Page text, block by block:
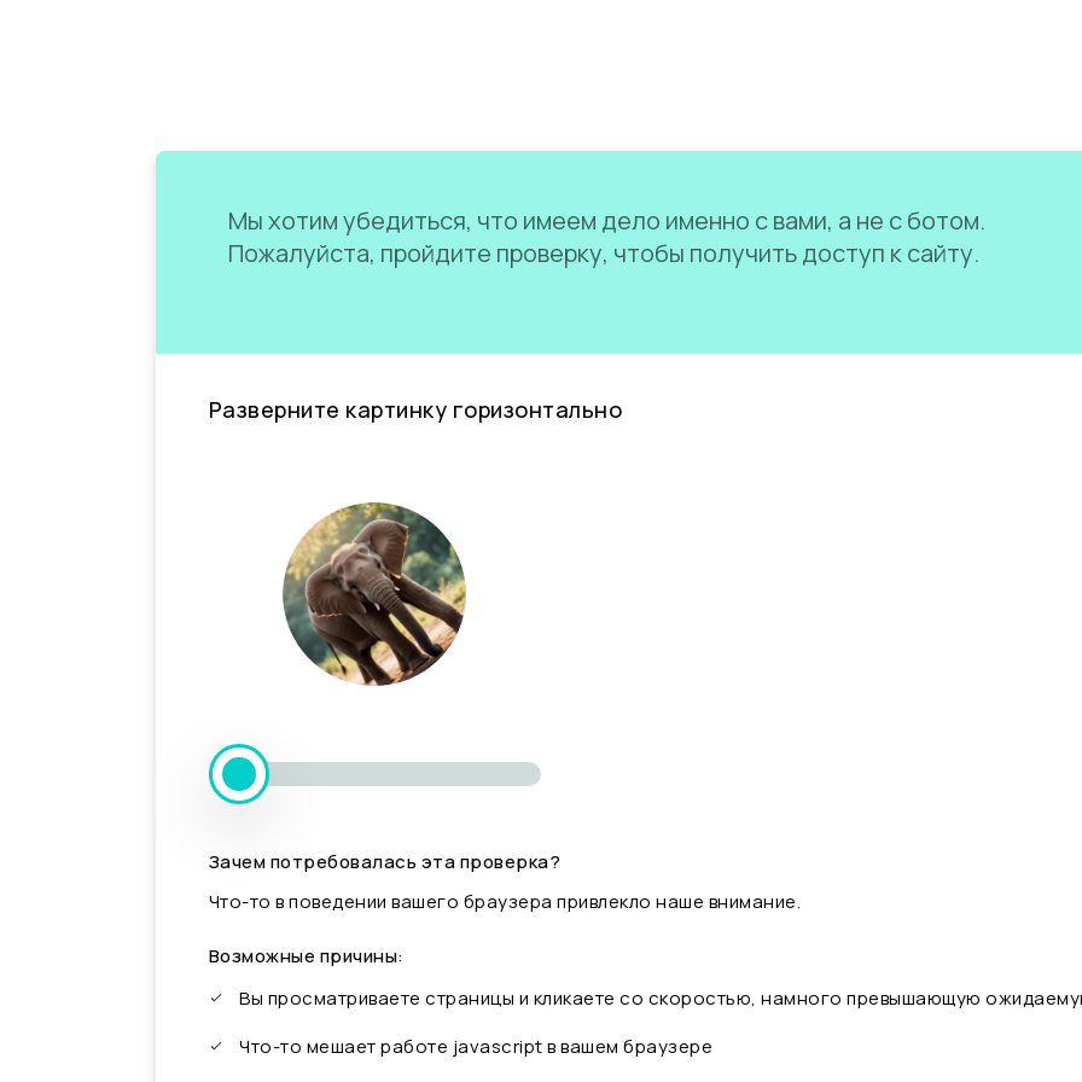
Мы хотим убедиться, что имеем дело именно с вами, а не с ботом.
Пожалуйста, пройдите проверку, чтобы получить доступ к сайту.
Разверните картинку горизонтально
Зачем потребовалась эта проверка?
Что-то в поведении вашего браузера привлекло наше внимание.
Возможные причины:
Вы просматриваете страницы и кликаете со скоростью, намного превышающую
Что-то мешает работе javascript в вашем браузере